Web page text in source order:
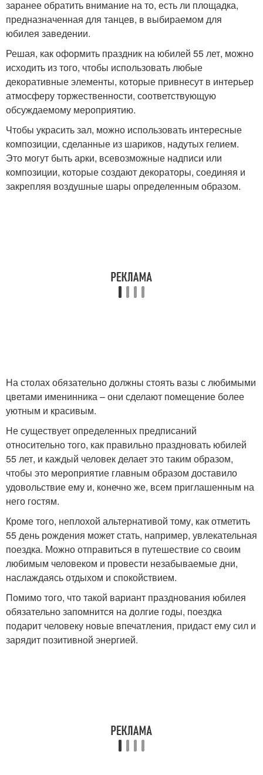
заранее обратить внимание на то, есть ли площадка,
предназначенная для танцев, в выбираемом для
юбилея заведении.
Решая, как оформить праздник на юбилей 55 лет, можно
исходить из того, чтобы использовать любые
декоративные элементы, которые привнесут в интерьер
атмосферу торжественности, соответствующую
обсуждаемому мероприятию.
Чтобы украсить зал, можно использовать интересные
композиции, сделанные из шариков, надутых гелием.
Это могут быть арки, всевозможные надписи или
композиции, которые создают декораторы, соединяя и
закрепляя воздушные шары определенным образом.
На столах обязательно должны стоять вазы с любимыми
цветами именинника – они сделают помещение более
уютным и красивым.
Не существует определенных предписаний
относительно того, как правильно праздновать юбилей
55 лет, и каждый человек делает это таким образом,
чтобы это мероприятие главным образом доставило
удовольствие ему и, конечно же, всем приглашенным на
него гостям.
Кроме того, неплохой альтернативой тому, как отметить
55 день рождения может стать, например, увлекательная
поездка. Можно отправиться в путешествие со своим
любимым человеком и провести незабываемые дни,
наслаждаясь отдыхом и спокойствием.
Помимо того, что такой вариант празднования юбилея
обязательно запомнится на долгие годы, поездка
подарит человеку новые впечатления, придаст ему сил и
зарядит позитивной энергией.